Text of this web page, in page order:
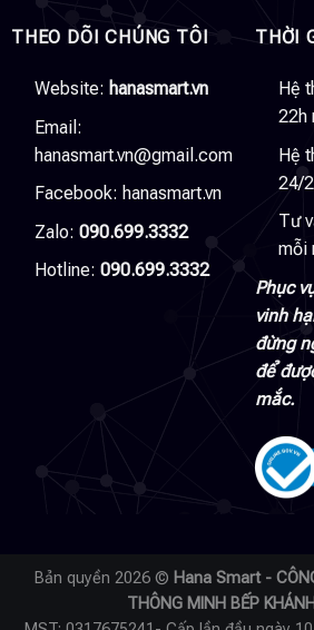
THEO DÕI CHÚNG TÔI
Website: hanasmart.vn
Email:
hanasmart.vn@gmail.com
Facebook: hanasmart.vn
Zalo: 090.699.3332
Hotline: 090.699.3332
THỜI
Hệ
22h
Hệ
24/
Tư
mỗi
Phục
vinh
đừng
để
mắc.
Bản quyền 2026 © Hana Smart -
THÔNG MINH BẾP